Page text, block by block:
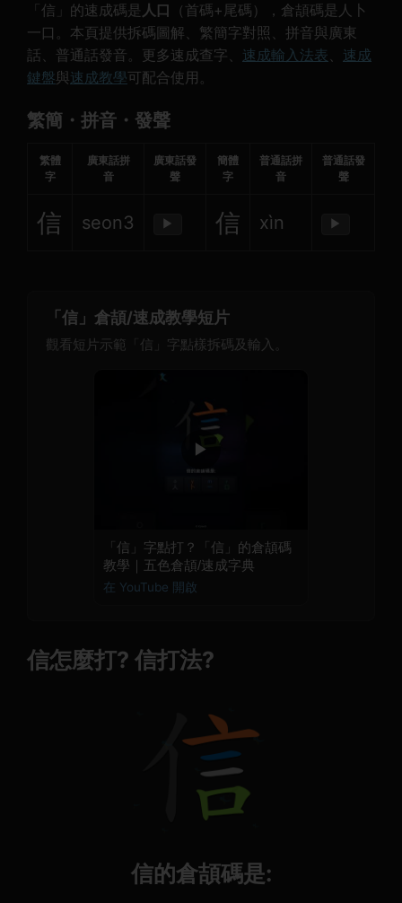
「信」的速成碼是 人口 （首碼+尾碼），倉頡碼是人卜
一口。本頁提供拆碼圖解、繁簡字對照、拼音與廣東
話、普通話發音。更多速成查字、 速成輸入法表、 速成
鍵盤與速成教學可配合使用。
繁簡・拼音・發聲
繁體
字
廣東話拼
音
廣東話發
聲
簡體
字
普通話拼
音
普通話發
聲
信 seon3 ▶ 信 xìn ▶
「信」倉頡/速成教學短片
觀看短片示範「信」字點樣拆碼及輸入。
▶
「信」字點打？「信」的倉頡碼
教學｜五色倉頡/速成字典
在 YouTube 開啟
信怎麼打? 信打法?
信的倉頡碼是: